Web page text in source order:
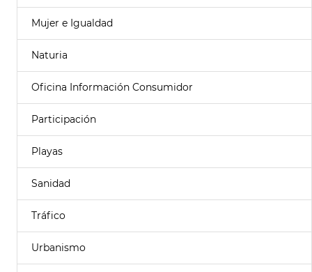
Mujer e Igualdad
Naturia
Oficina Información Consumidor
Participación
Playas
Sanidad
Tráfico
Urbanismo